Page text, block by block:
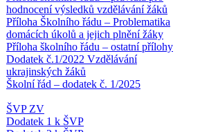
hodnocení výsledků vzdělávání žáků
Příloha Školního řádu – Problematika
domácích úkolů a jejich plnění žáky
Příloha školního řádu – ostatní přílohy
Dodatek č.1/2022 Vzdělávání
ukrajinských žáků
Školní řád – dodatek č. 1/2025
ŠVP ZV
Dodatek 1 k ŠVP